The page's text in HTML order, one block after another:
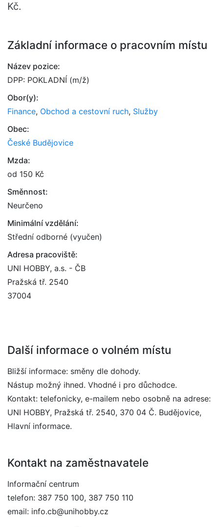
Kč.
Základní informace o pracovním místu
Název pozice:
DPP: POKLADNÍ (m/ž)
Obor(y):
Finance, Obchod a cestovní ruch, Služby
Obec:
České Budějovice
Mzda:
od 150 Kč
Směnnost:
Neurčeno
Minimální vzdělání:
Střední odborné (vyučen)
Adresa pracoviště:
UNI HOBBY, a.s. - ČB
Pražská tř. 2540
37004
Další informace o volném místu
Bližší informace: směny dle dohody.
Nástup možný ihned. Vhodné i pro důchodce.
Kontakt: telefonicky, e-mailem nebo osobně na adrese:
UNI HOBBY, Pražská tř. 2540, 370 04 Č. Budějovice,
Hlavní informace.
Kontakt na zaměstnavatele
Informační centrum
telefon: 387 750 100, 387 750 110
email: info.cb@unihobby.cz